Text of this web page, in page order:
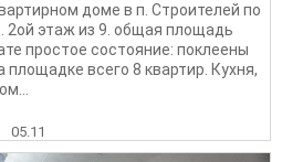
доме в п. Строителей по
2ой этаж из 9. общая площадь
простое состояние: поклеены
площадке всего 8 квартир. Кухня,
05.11